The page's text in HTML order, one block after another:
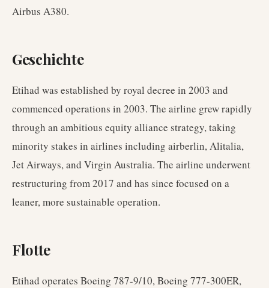
Airbus A380.
Geschichte
Etihad was established by royal decree in 2003 and
commenced operations in 2003. The airline grew rapidly
through an ambitious equity alliance strategy, taking
minority stakes in airlines including airberlin, Alitalia,
Jet Airways, and Virgin Australia. The airline underwent
restructuring from 2017 and has since focused on a
leaner, more sustainable operation.
Flotte
Etihad operates Boeing 787-9/10, Boeing 777-300ER,